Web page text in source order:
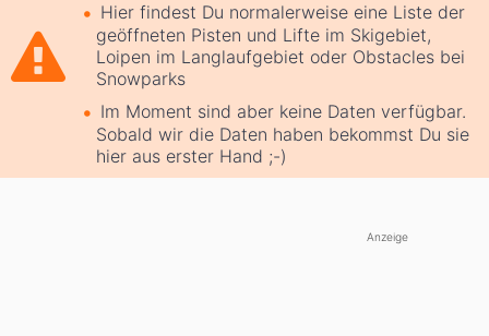
Hier findest Du normalerweise eine Liste der
geöffneten Pisten und Lifte im Skigebiet,
Loipen im Langlaufgebiet oder Obstacles bei
Snowparks
Im Moment sind aber keine Daten verfügbar.
Sobald wir die Daten haben bekommst Du sie
hier aus erster Hand ;-)
Anzeige